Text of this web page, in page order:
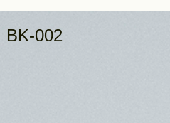
BK-002